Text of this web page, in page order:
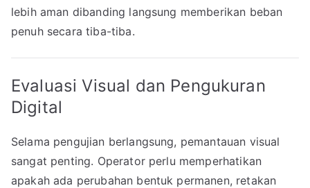
lebih aman dibanding langsung memberikan beban
penuh secara tiba-tiba.
Evaluasi Visual dan Pengukuran
Digital
Selama pengujian berlangsung, pemantauan visual
sangat penting. Operator perlu memperhatikan
apakah ada perubahan bentuk permanen, retakan